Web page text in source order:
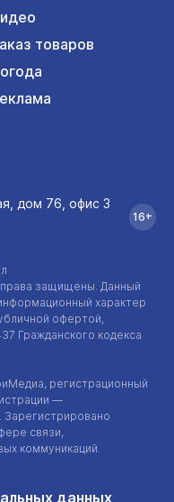
товаров
защищены. Данный
характер
офертой,
Гражданского кодекса
регистрационный
—
Зарегистрировано
связи,
коммуникаций.
данных
дом 76, офис 3
16+